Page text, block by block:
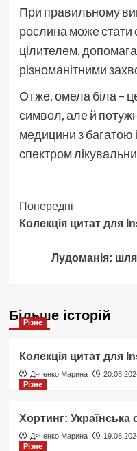
При правильному
рослина може
цілителем,
різноманітними
Отже, омела біла –
символ, але й
медицини з багатою
спектром
Навігація
запису
Попередні
Колекція цитат для
Лудоманія:
Більше історій
Різне
Колекція цитат для
Дяченко Марина
Різне
Хортинг: Українська
Дяченко Марина
Різне